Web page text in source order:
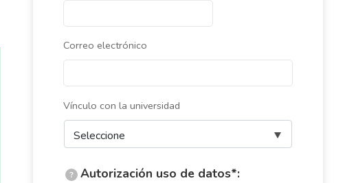
Correo electrónico
Vínculo con la universidad
? Autorización uso de datos*: